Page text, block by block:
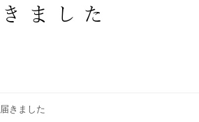
ました
きました